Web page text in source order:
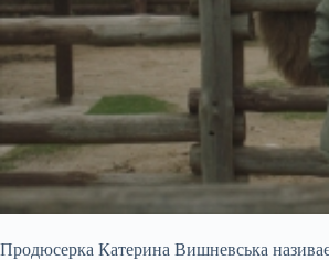
Продюсерка Катерина Вишневська